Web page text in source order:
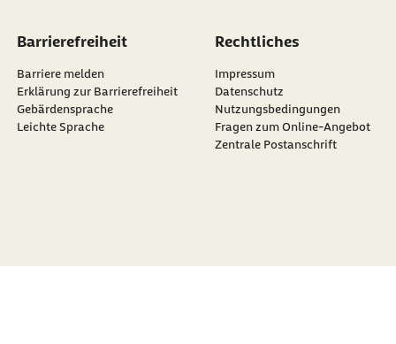
Barrierefreiheit
Barriere melden
Erklärung zur Barrierefreiheit
Gebärdensprache
Leichte Sprache
Rechtliches
Impressum
Datenschutz
Nutzungsbedingungen
Fragen zum Online-Angebot
Zentrale Postanschrift